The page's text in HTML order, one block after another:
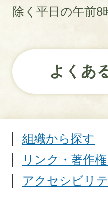
除く平日の午前8
よくあ
組織から探す
リンク・著作
アクセシビリ